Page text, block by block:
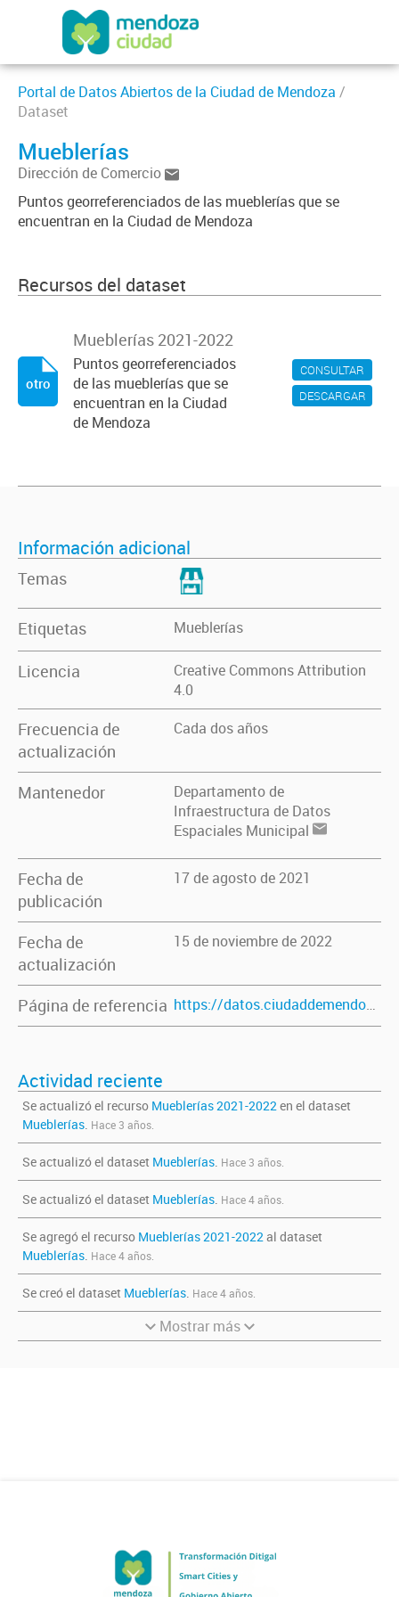
Portal de Datos Abiertos de la Ciudad de Mendoza /
Dataset
Mueblerías
Dirección de Comercio
Puntos georreferenciados de las mueblerías que se
encuentran en la Ciudad de Mendoza
Recursos del dataset
CONSULTAR
DESCARGAR
Mueblerías 2021-2022
Puntos georreferenciados
de las mueblerías que se
encuentran en la Ciudad
de Mendoza
otro
Información adicional
Temas
Etiquetas Mueblerías
Licencia
Creative Commons Attribution
4.0
Frecuencia de
actualización
Cada dos años
Mantenedor
Departamento de
Infraestructura de Datos
Espaciales Municipal
Fecha de
publicación
17 de agosto de 2021
Fecha de
actualización
15 de noviembre de 2022
Página de referencia https://datos.ciudaddemendoza.gob.ar/dataset/mueblerias
Actividad reciente
Se actualizó el recurso Mueblerías 2021-2022en el dataset
Mueblerías. Hace 3 años.
Se actualizó el dataset Mueblerías. Hace 3 años.
Se actualizó el dataset Mueblerías. Hace 4 años.
Se agregó el recurso Mueblerías 2021-2022al dataset
Mueblerías. Hace 4 años.
Se creó el dataset Mueblerías. Hace 4 años.
Mostrar más